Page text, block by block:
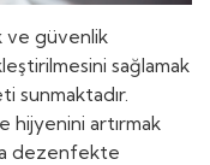
ve güvenlik
sağlamak
sunmaktadır.
hijyenini artırmak
dezenfekte